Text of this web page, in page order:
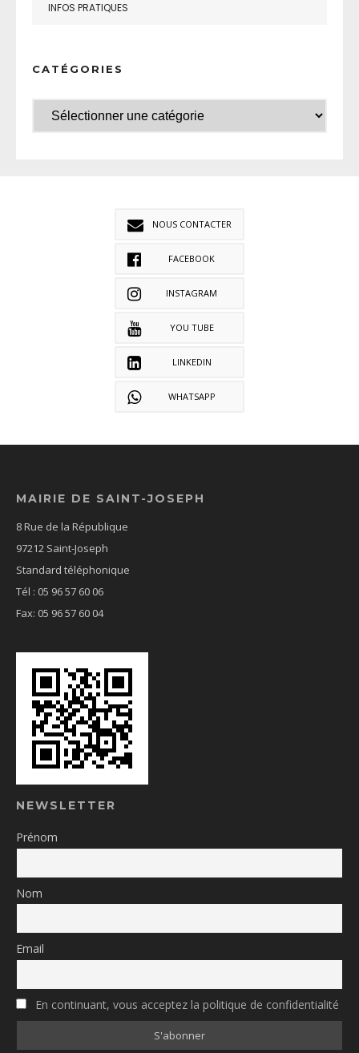
INFOS PRATIQUES
CATÉGORIES
NOUS CONTACTER
FACEBOOK
INSTAGRAM
YOU TUBE
LINKEDIN
WHATSAPP
MAIRIE DE SAINT-JOSEPH
8 Rue de la République
97212 Saint-Joseph
Standard téléphonique
Tél : 05 96 57 60 06
Fax: 05 96 57 60 04
NEWSLETTER
Prénom
Nom
Email
En continuant, vous acceptez la politique de confidentialité